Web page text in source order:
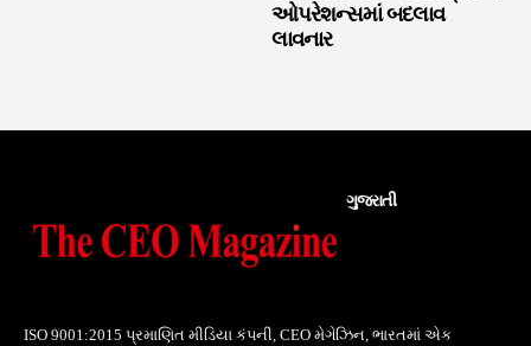
ઓપરેશન્સમાં બદલાવ
લાવનાર
ગુજરાતી
ISO 9001:2015 પ્રમાણિત મીડિયા કંપની, CEO મેગેઝિન, ભારતમાં એક